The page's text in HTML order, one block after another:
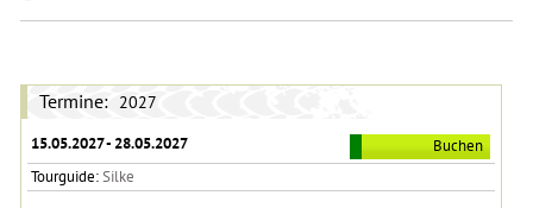
Termine: 2027
15.05.2027 - 28.05.2027
Buchen
Tourguide:Silke